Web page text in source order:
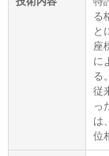
る
と
座
に
る。
従
っ
は
位